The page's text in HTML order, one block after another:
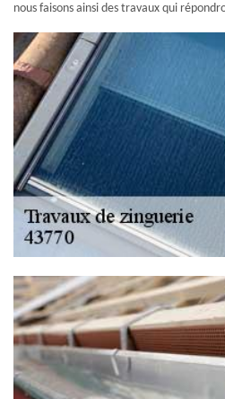
nous faisons ainsi des travaux qui